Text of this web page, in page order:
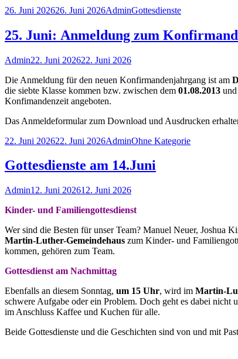
Veröffentlicht
26. Juni 202626. Juni 2026Autor
AdminKategorien
Gottesdienste
25. Juni: Anmeldung zum
Autor
AdminVeröffentlicht
22. Juni 202622. Juni 2026
Die Anmeldung für den neuen Konfirmandenjahrgang ist am
die siebte Klasse kommen bzw. zwischen dem 01.08.2013
Konfimandenzeit angeboten.
Das Anmeldeformular zum Download und Ausdrucken
Veröffentlicht
22. Juni 202622. Juni 2026Autor
AdminKategorien
Ohne Kategorie
Gottesdienste am 14.Juni
Autor
AdminVeröffentlicht
12. Juni 202612. Juni 2026
Kinder- und Familiengottesdienst
Wer sind die Besten für unser Team? Manuel Neuer,
Martin-Luther-Gemeindehaus zum Kinder- und
kommen, gehören zum Team.
Gottesdienst am Nachmittag
Ebenfalls an diesem Sonntag, um 15 Uhr, wird im Martin-
schwere Aufgabe oder ein Problem. Doch geht es dabei
im Anschluss Kaffee und Kuchen für alle.
Beide Gottesdienste und die Geschichten sind von und mit